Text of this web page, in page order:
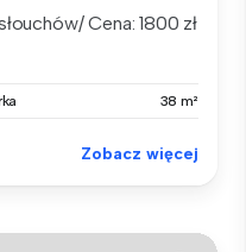
Cena: 1800 zł
38 m²
Zobacz więcej